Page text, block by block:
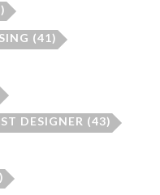
(41)
DESIGNER (43)